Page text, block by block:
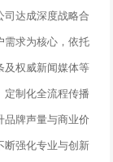
达成深度战略合
需求为核心，依托
及权威新闻媒体等
制化全流程传播
品牌声量与商业价
强化专业与创新